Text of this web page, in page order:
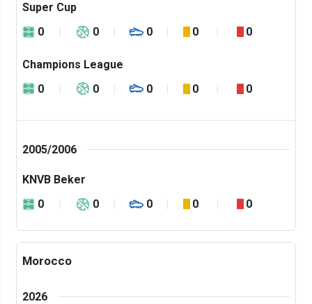
Super Cup
0
0 0 0 0
Champions League
0
0 0 0 0
2005/2006
KNVB Beker
0
0 0 0 0
Morocco
2026